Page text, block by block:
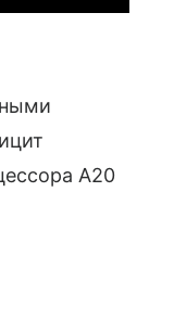
A20